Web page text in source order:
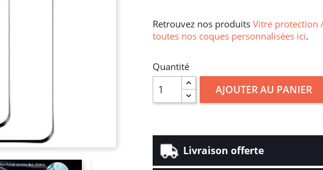
Retrouvez nos produits Vitre protection
toutes nos coques personnalisées ici.
Quantité
AJOUTER AU PANIER
Livraison offerte